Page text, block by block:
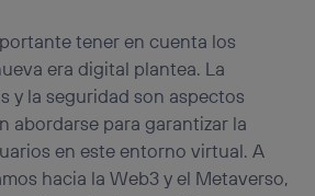
tener en cuenta los
era digital plantea. La
y la seguridad son aspectos
abordarse para garantizar la
en este entorno virtual. A
hacia la Web3 y el Metaverso,